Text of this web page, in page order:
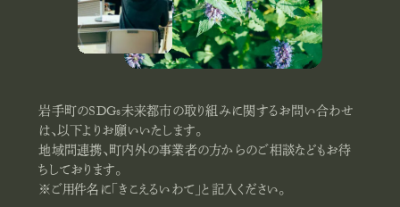
岩手町のSDGs未来都市の取り組みに関するお問い合わせ
は、以下よりお願いいたします。
地域間連携、町内外の事業者の方からのご相談などもお待
ちしております。
※ご用件名に「きこえるいわて」と記入ください。